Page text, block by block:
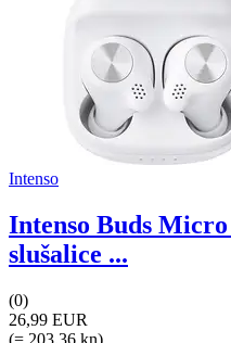
Intenso
Intenso Buds
slušalice ...
(0)
26,99 EUR
(= 203,36 kn)